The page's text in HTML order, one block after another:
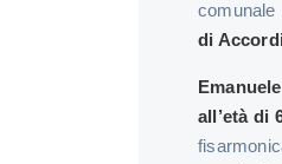
comunale
di
Emanuele
all’età di